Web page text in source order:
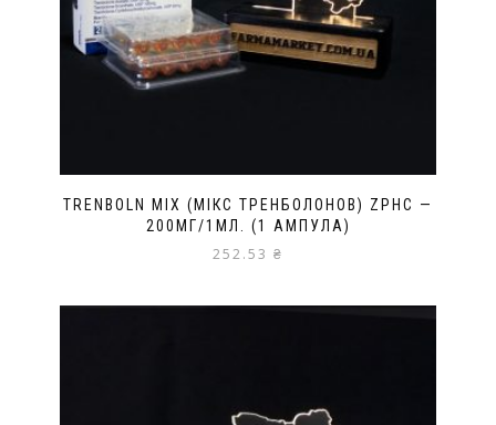
TRENBOLN MIX (МІКС ТРЕНБОЛОНОВ) ZPHC —
200МГ/1МЛ. (1 АМПУЛА)
252.53 ₴